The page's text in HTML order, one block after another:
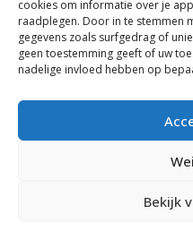
cookies om informatie over je
raadplegen. Door in te stemmen
gegevens zoals surfgedrag of
geen toestemming geeft of uw
nadelige invloed hebben op
Bekijk
Horecamakelaar
Horecamakelaar
Horecamakelaar
Horecamakelaardij Knook &